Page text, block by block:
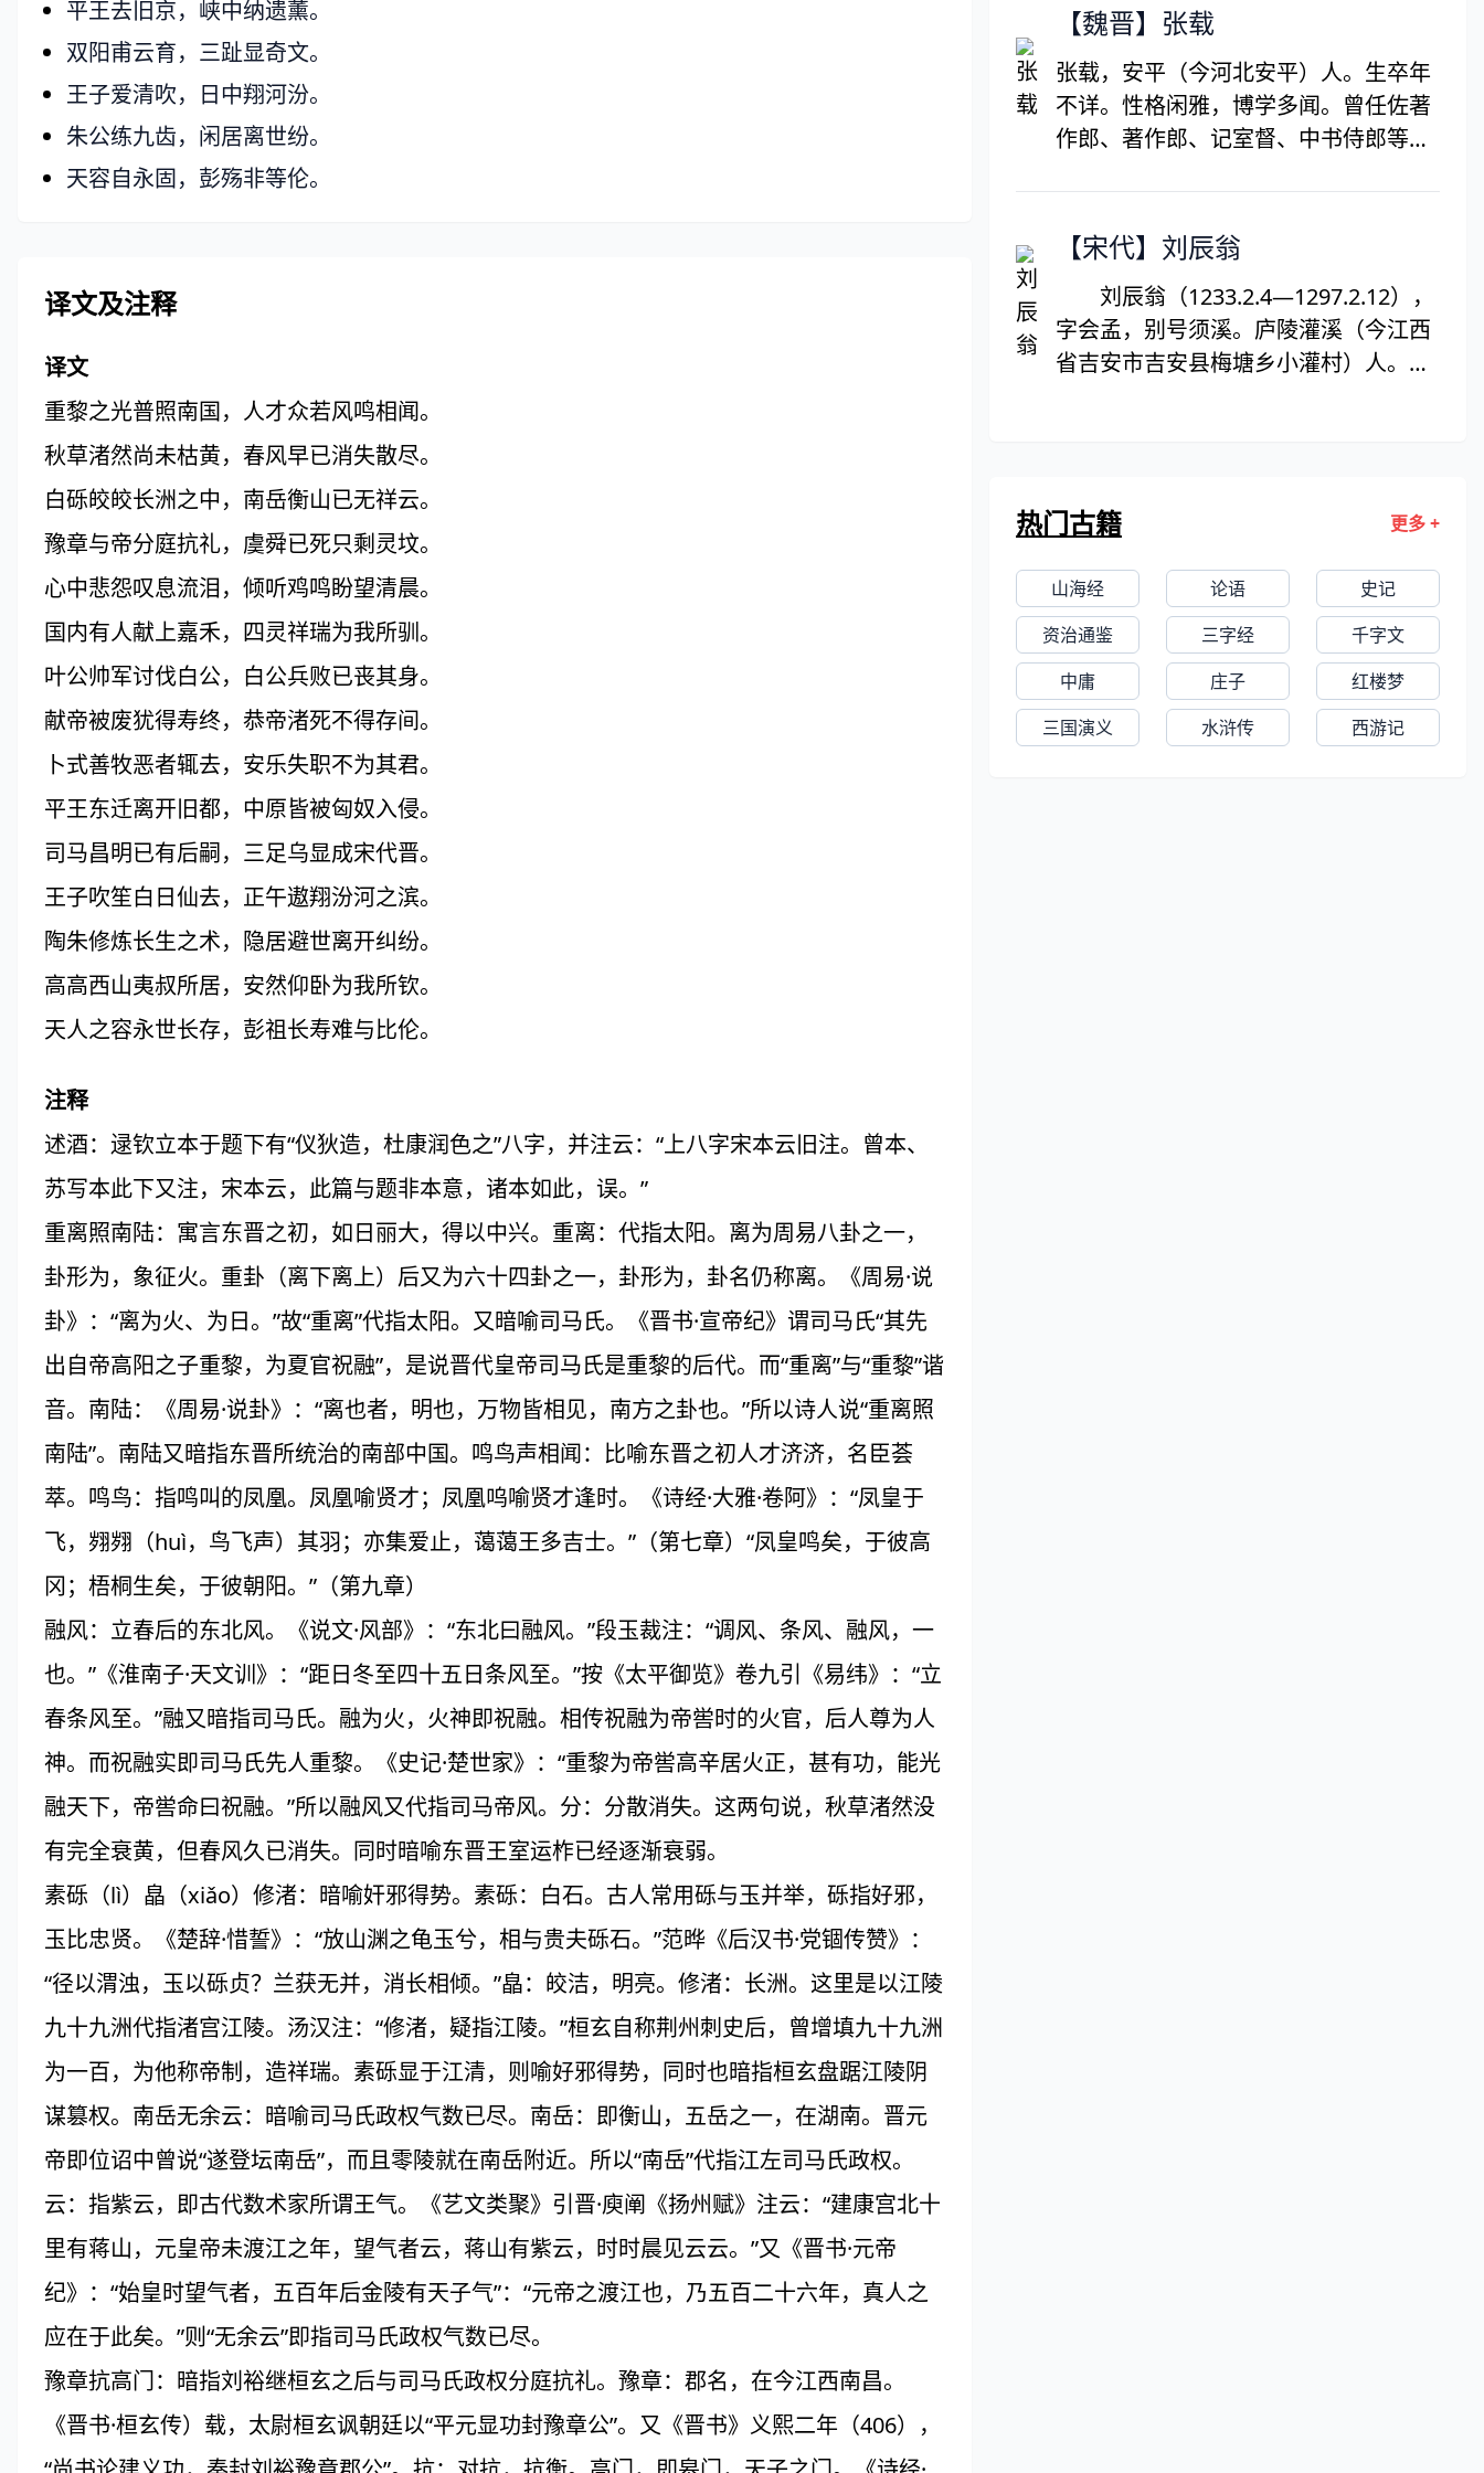
平王去旧京，峡中纳遗薰。
双阳甫云育，三趾显奇文。
王子爱清吹，日中翔河汾。
朱公练九齿，闲居离世纷。
天容自永固，彭殇非等伦。
译文及注释
译文
重黎之光普照南国，人才众若风鸣相闻。
秋草渚然尚未枯黄，春风早已消失散尽。
白砾皎皎长洲之中，南岳衡山已无祥云。
豫章与帝分庭抗礼，虞舜已死只剩灵坟。
心中悲怨叹息流泪，倾听鸡鸣盼望清晨。
国内有人献上嘉禾，四灵祥瑞为我所驯。
叶公帅军讨伐白公，白公兵败已丧其身。
献帝被废犹得寿终，恭帝渚死不得存间。
卜式善牧恶者辄去，安乐失职不为其君。
平王东迁离开旧都，中原皆被匈奴入侵。
司马昌明已有后嗣，三足乌显成宋代晋。
王子吹笙白日仙去，正午遨翔汾河之滨。
陶朱修炼长生之术，隐居避世离开纠纷。
高高西山夷叔所居，安然仰卧为我所钦。
天人之容永世长存，彭祖长寿难与比伦。
注释
述酒：逯钦立本于题下有“仪狄造，杜康润色之”八字，并注云：“上八字宋本云旧注。曾本、
苏写本此下又注，宋本云，此篇与题非本意，诸本如此，误。”
重离照南陆：寓言东晋之初，如日丽大，得以中兴。重离：代指太阳。离为周易八卦之一，
卦形为，象征火。重卦（离下离上）后又为六十四卦之一，卦形为，卦名仍称离。《周易·说
卦》：“离为火、为日。”故“重离”代指太阳。又暗喻司马氏。《晋书·宣帝纪》谓司马氏“其先
出自帝高阳之子重黎，为夏官祝融”，是说晋代皇帝司马氏是重黎的后代。而“重离”与“重黎”谐
音。南陆：《周易·说卦》：“离也者，明也，万物皆相见，南方之卦也。”所以诗人说“重离照
南陆”。南陆又暗指东晋所统治的南部中国。鸣鸟声相闻：比喻东晋之初人才济济，名臣荟
萃。鸣鸟：指鸣叫的凤凰。凤凰喻贤才；凤凰呜喻贤才逢时。《诗经·大雅·卷阿》：“凤皇于
飞，翙翙（huì，鸟飞声）其羽；亦集爱止，蔼蔼王多吉士。”（第七章）“凤皇鸣矣，于彼高
冈；梧桐生矣，于彼朝阳。”（第九章）
融风：立春后的东北风。《说文·风部》：“东北曰融风。”段玉裁注：“调风、条风、融风，一
也。”《淮南子·天文训》：“距日冬至四十五日条风至。”按《太平御览》卷九引《易纬》：“立
春条风至。”融又暗指司马氏。融为火，火神即祝融。相传祝融为帝喾时的火官，后人尊为人
神。而祝融实即司马氏先人重黎。《史记·楚世家》：“重黎为帝喾高辛居火正，甚有功，能光
融天下，帝喾命曰祝融。”所以融风又代指司马帝风。分：分散消失。这两句说，秋草渚然没
有完全衰黄，但春风久已消失。同时暗喻东晋王室运柞已经逐渐衰弱。
素砾（lì）皛（xiǎo）修渚：暗喻奸邪得势。素砾：白石。古人常用砾与玉并举，砾指好邪，
玉比忠贤。《楚辞·惜誓》：“放山渊之龟玉兮，相与贵夫砾石。”范晔《后汉书·党锢传赞》：
“径以渭浊，玉以砾贞？兰获无并，消长相倾。”皛：皎洁，明亮。修渚：长洲。这里是以江陵
九十九洲代指渚宫江陵。汤汉注：“修渚，疑指江陵。”桓玄自称荆州刺史后，曾增填九十九洲
为一百，为他称帝制，造祥瑞。素砾显于江清，则喻好邪得势，同时也暗指桓玄盘踞江陵阴
谋篡权。南岳无余云：暗喻司马氏政权气数已尽。南岳：即衡山，五岳之一，在湖南。晋元
帝即位诏中曾说“遂登坛南岳”，而且零陵就在南岳附近。所以“南岳”代指江左司马氏政权。
云：指紫云，即古代数术家所谓王气。《艺文类聚》引晋·庾阐《扬州赋》注云：“建康宫北十
里有蒋山，元皇帝未渡江之年，望气者云，蒋山有紫云，时时晨见云云。”又《晋书·元帝
纪》：“始皇时望气者，五百年后金陵有天子气”：“元帝之渡江也，乃五百二十六年，真人之
应在于此矣。”则“无余云”即指司马氏政权气数已尽。
豫章抗高门：暗指刘裕继桓玄之后与司马氏政权分庭抗礼。豫章：郡名，在今江西南昌。
《晋书·桓玄传）载，太尉桓玄讽朝廷以“平元显功封豫章公”。又《晋书》义熙二年（406），
利简洁，代表作是《荐祢衡表》。六言
诗反映了汉末动乱的现实。原有文集已
散佚，明人辑有《孔北海集》。
颖，六岁即能文，被荐举时才十六岁。
谏，经常批评吴王弊政，颇受司马晏礼
遇，先后曾任尚书郎、侍御史，太子中
舍人、中书侍郎、清河内史等职。陆机
请求不要株连陆云，但他最终还是遇害
了。时年四十二岁，无子，生有二女。
由门生故吏迎葬于清河。
【魏晋】张载
张载，安平（今河北安平）人。生卒年
不详。性格闲雅，博学多闻。曾任佐著
作郎、著作郎、记室督、中书侍郎等
“三张”。其中，载、协相近，亢则略逊
才绮而相埒。”一说，“三张”指张华、张
载、张协三人。
【宋代】刘辰翁
刘辰翁（1233.2.4—1297.2.12），
字会孟，别号须溪。庐陵灌溪（今江西
省吉安市吉安县梅塘乡小灌村）人。南
为《须溪先生全集》，《宋史·艺文志》
热门古籍 更多 +
山海经 论语
史记
资治通鉴
三字经
千字文
中庸
庄子
红楼梦
三国演义
水浒传 西游记